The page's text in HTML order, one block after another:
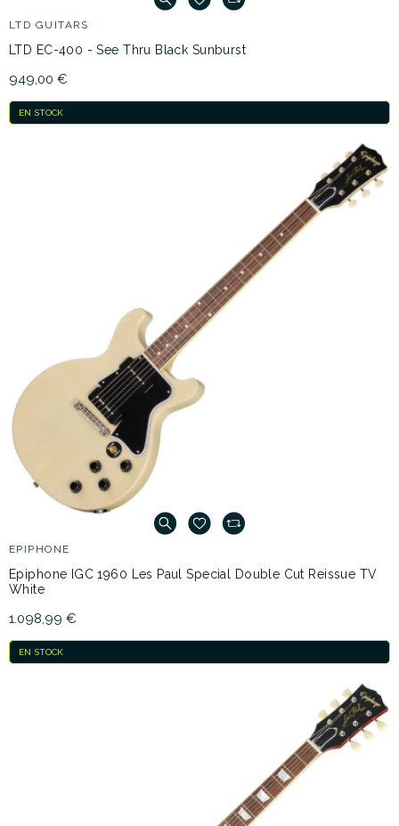
LTD GUITARS
LTD EC-400 - See Thru Black Sunburst
949,00 €
EN STOCK
EPIPHONE
Epiphone IGC 1960 Les Paul Special Double Cut Reissue TV
White
1.098,99 €
EN STOCK